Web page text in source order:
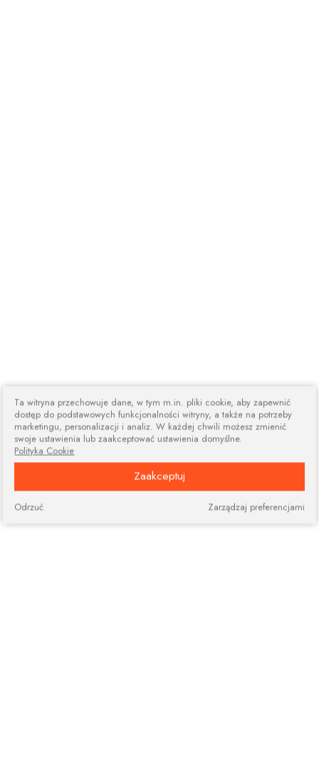
Ta witryna przechowuje dane, w tym m.in. pliki cookie, aby zapewnić
dostęp do podstawowych funkcjonalności witryny, a także na potrzeby
marketingu, personalizacji i analiz. W każdej chwili możesz zmienić
swoje ustawienia lub zaakceptować ustawienia domyślne.
Polityka Cookie
Zaakceptuj
Zarządzaj preferencjami
Odrzuć